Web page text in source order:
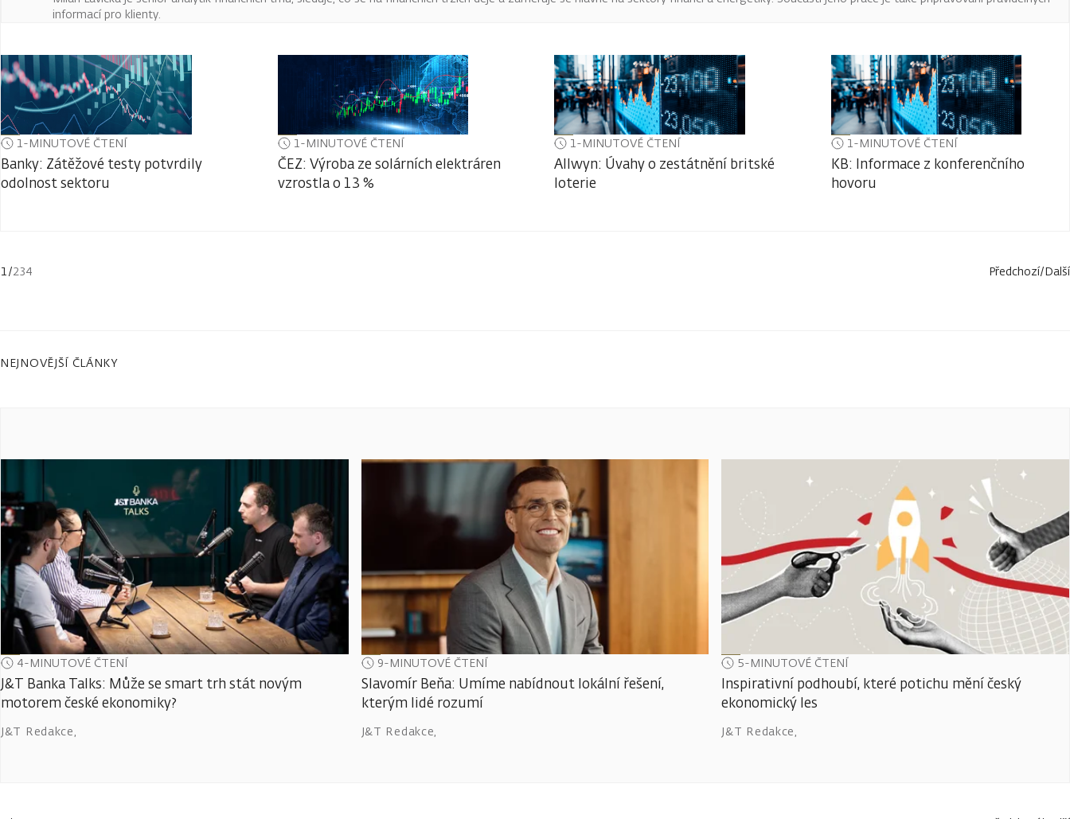
informací pro klienty.
1-MINUTOVÉ ČTENÍ
Banky: Zátěžové testy potvrdily
odolnost sektoru
1-MINUTOVÉ ČTENÍ
ČEZ: Výroba ze solárních elektráren
vzrostla o 13 %
1-MINUTOVÉ ČTENÍ
Allwyn: Úvahy o zestátnění britské
loterie
1-MINUTOVÉ ČTENÍ
KB: Informace z konferenčního
hovoru
1 /234 Předchozí/Další
NEJNOVĚJŠÍ ČLÁNKY
4-MINUTOVÉ ČTENÍ
J&T Banka Talks: Může se smart trh stát novým
motorem české ekonomiky?
J&T Redakce,
9-MINUTOVÉ ČTENÍ
Slavomír Beňa: Umíme nabídnout lokální řešení,
kterým lidé rozumí
J&T Redakce,
5-MINUTOVÉ ČTENÍ
Inspirativní podhoubí, které potichu mění český
ekonomický les
J&T Redakce,